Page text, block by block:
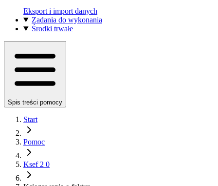
Eksport i import danych
Zadania do wykonania
Środki trwałe
Spis treści pomocy
Start
Pomoc
Ksef 2 0